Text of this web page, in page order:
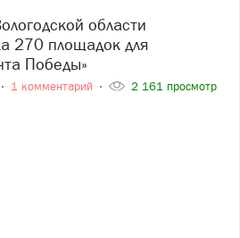
270 площадок для
Победы»
1 комментарий 2 161 просмотр